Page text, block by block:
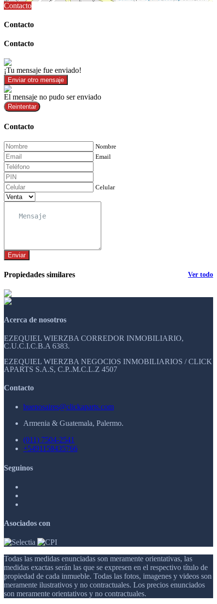
Contacto
Contacto
Contacto
¡Tu mensaje fue enviado!
Enviar otro mensaje
El mensaje no pudo ser enviado
Reintentar
Contacto
Nombre
Email
Celular
Enviar
Propiedades similares Ver todo
Acerca de nosotros
EZEQUIEL WIERZBA CORREDOR INMOBILIARIO,
C.U.C.I.C.B.A 6383.
EZEQUIEL WIERZBA NEGOCIOS INMOBILIARIOS / CLICK
APARTS S.A.S, C.P..M.C.L.Z 4507
Contacto
buenosaires@clickaparts.com
Armenia & Guatemala, Palermo.
(011) 7504-2541
+5491158435766
Seguinos
Asociados con
Todas las medidas enunciadas son meramente orientativas, las
medidas exactas serán las que se expresen en el respectivo título de
propiedad de cada inmueble. Todas las fotos, imagenes y videos son
meramente ilustrativos y no contractuales. Los precios enunciados
son meramente orientativos y no contractuales.